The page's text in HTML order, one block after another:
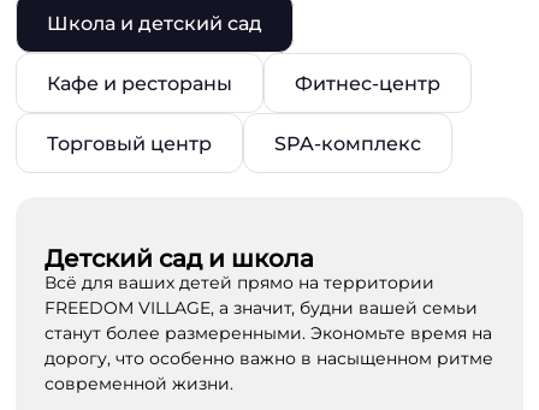
Школа и детский сад
Кафе и рестораны Фитнес-центр
Торговый центр SPA-комплекс
Детский сад и школа
Всё для ваших детей прямо на территории
FREEDOM VILLAGE, а значит, будни вашей семьи
станут более размеренными. Экономьте время на
дорогу, что особенно важно в насыщенном ритме
современной жизни.